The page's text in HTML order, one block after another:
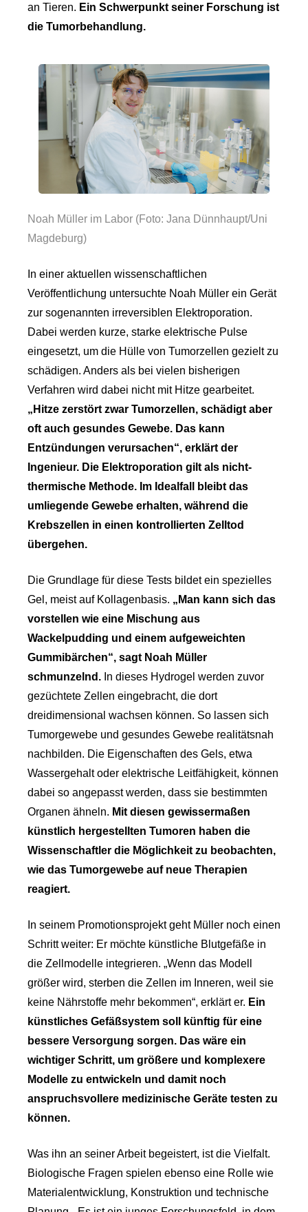
an Tieren. Ein Schwerpunkt seiner Forschung ist
die Tumorbehandlung.
Noah Müller im Labor (Foto: Jana Dünnhaupt/Uni
Magdeburg)
In einer aktuellen wissenschaftlichen
Veröffentlichung untersuchte Noah Müller ein Gerät
zur sogenannten irreversiblen Elektroporation.
Dabei werden kurze, starke elektrische Pulse
eingesetzt, um die Hülle von Tumorzellen gezielt zu
schädigen. Anders als bei vielen bisherigen
Verfahren wird dabei nicht mit Hitze gearbeitet.
„Hitze zerstört zwar Tumorzellen, schädigt aber
oft auch gesundes Gewebe. Das kann
Entzündungen verursachen“, erklärt der
Ingenieur. Die Elektroporation gilt als nicht-
thermische Methode. Im Idealfall bleibt das
umliegende Gewebe erhalten, während die
Krebszellen in einen kontrollierten Zelltod
übergehen.
Die Grundlage für diese Tests bildet ein spezielles
Gel, meist auf Kollagenbasis. „Man kann sich das
vorstellen wie eine Mischung aus
Wackelpudding und einem aufgeweichten
Gummibärchen“, sagt Noah Müller
schmunzelnd. In dieses Hydrogel werden zuvor
gezüchtete Zellen eingebracht, die dort
dreidimensional wachsen können. So lassen sich
Tumorgewebe und gesundes Gewebe realitätsnah
nachbilden. Die Eigenschaften des Gels, etwa
Wassergehalt oder elektrische Leitfähigkeit, können
dabei so angepasst werden, dass sie bestimmten
Organen ähneln. Mit diesen gewissermaßen
künstlich hergestellten Tumoren haben die
Wissenschaftler die Möglichkeit zu beobachten,
wie das Tumorgewebe auf neue Therapien
reagiert.
In seinem Promotionsprojekt geht Müller noch einen
Schritt weiter: Er möchte künstliche Blutgefäße in
die Zellmodelle integrieren. „Wenn das Modell
größer wird, sterben die Zellen im Inneren, weil sie
keine Nährstoffe mehr bekommen“, erklärt er. Ein
künstliches Gefäßsystem soll künftig für eine
bessere Versorgung sorgen. Das wäre ein
wichtiger Schritt, um größere und komplexere
Modelle zu entwickeln und damit noch
anspruchsvollere medizinische Geräte testen zu
können.
Was ihn an seiner Arbeit begeistert, ist die Vielfalt.
Biologische Fragen spielen ebenso eine Rolle wie
Materialentwicklung, Konstruktion und technische